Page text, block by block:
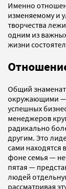
Именно
изменяемому и
творчества
одним из
жизни
Общий
окружающими —
успешных
менеджеров
радикально
другим. Это
сами находятся
фоне семья —
пятая —
людей
рассматривая